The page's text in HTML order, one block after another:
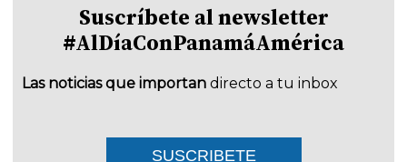
Suscríbete al newsletter
#AlDíaConPanamáAmérica
Las noticias que importan directo a tu inbox
SUSCRIBETE